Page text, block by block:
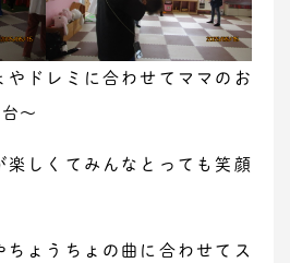
やドレミに合わせてママのお
～
楽しくてみんなとっても笑顔
ちょうちょの曲に合わせてス